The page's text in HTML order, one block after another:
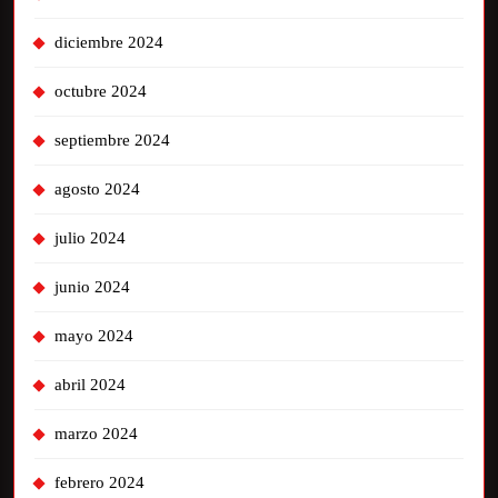
diciembre 2024
octubre 2024
septiembre 2024
agosto 2024
julio 2024
junio 2024
mayo 2024
abril 2024
marzo 2024
febrero 2024